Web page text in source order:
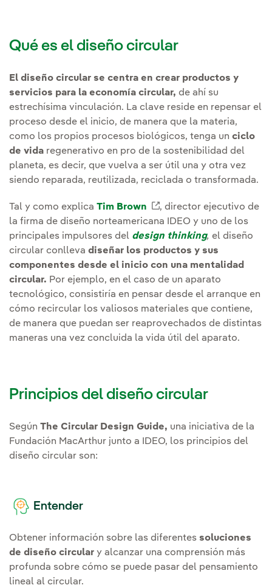
Qué es el diseño circular
El diseño circular se centra en crear productos y
servicios para la economía circular, de ahí su
estrechísima vinculación. La clave reside en repensar el
proceso desde el inicio, de manera que la materia,
como los propios procesos biológicos, tenga un ciclo
de vida regenerativo en pro de la sostenibilidad del
planeta, es decir, que vuelva a ser útil una y otra vez
siendo reparada, reutilizada, reciclada o transformada.
Tal y como explica Tim Brown Enlace externo, se
, director ejecutivo de
la firma de diseño norteamericana IDEO y uno de los
principales impulsores del design thinking, el diseño
circular conlleva diseñar los productos y sus
componentes desde el inicio con una mentalidad
circular. Por ejemplo, en el caso de un aparato
tecnológico, consistiría en pensar desde el arranque en
cómo recircular los valiosos materiales que contiene,
de manera que puedan ser reaprovechados de distintas
maneras una vez concluida la vida útil del aparato.
Principios del diseño circular
Según The Circular Design Guide, una iniciativa de la
Fundación MacArthur junto a IDEO, los principios del
diseño circular son:
Entender
Obtener información sobre las diferentes soluciones
de diseño circular y alcanzar una comprensión más
profunda sobre cómo se puede pasar del pensamiento
lineal al circular.